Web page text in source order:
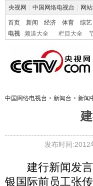
央视网 中国网络电视台 网
首页 新闻 经济 体育 综艺
电视
频道大全 栏目大全
中国网络电视台 > 新闻台 > 新闻
发布时间
建行新闻发言
银国际前员工张